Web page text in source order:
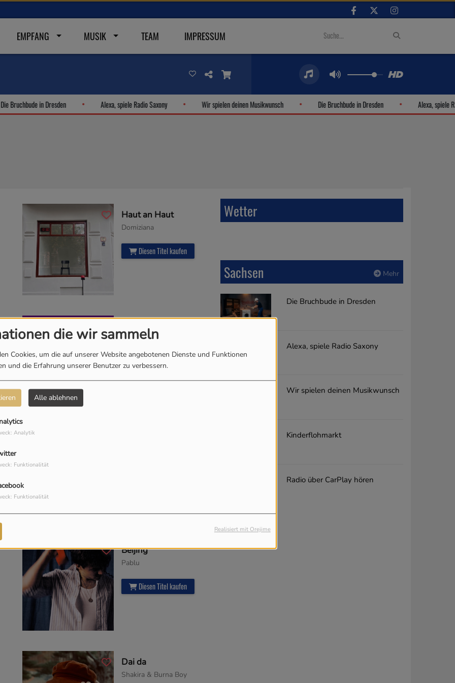
die wir sammeln
Cookies, um die auf unserer Website angebotenen Dienste und Funktionen
und die Erfahrung unserer Benutzer zu verbessern.
Alle ablehnen
Analytik
Funktionalität
Funktionalität
Realisiert mit Orejime
EMPFANG MUSIK TEAM IMPRESSUM
Bruchbude in Dresden Alexa, spiele Radio Saxony Wir spielen deinen Musikwunsch Die Bruchbude in Dresden Alexa, spiele
Haut an Haut
Domiziana
Diesen Titel kaufen
Felix Jaehn
Diesen Titel kaufen
Beijing
Pablu
Diesen Titel kaufen
Dai da
Shakira & Burna Boy
Wetter
Mehr
Sachsen
Die Bruchbude in Dresden
Alexa, spiele Radio Saxony
Wir spielen deinen Musikwunsch
Kinderflohmarkt
Radio über CarPlay hören